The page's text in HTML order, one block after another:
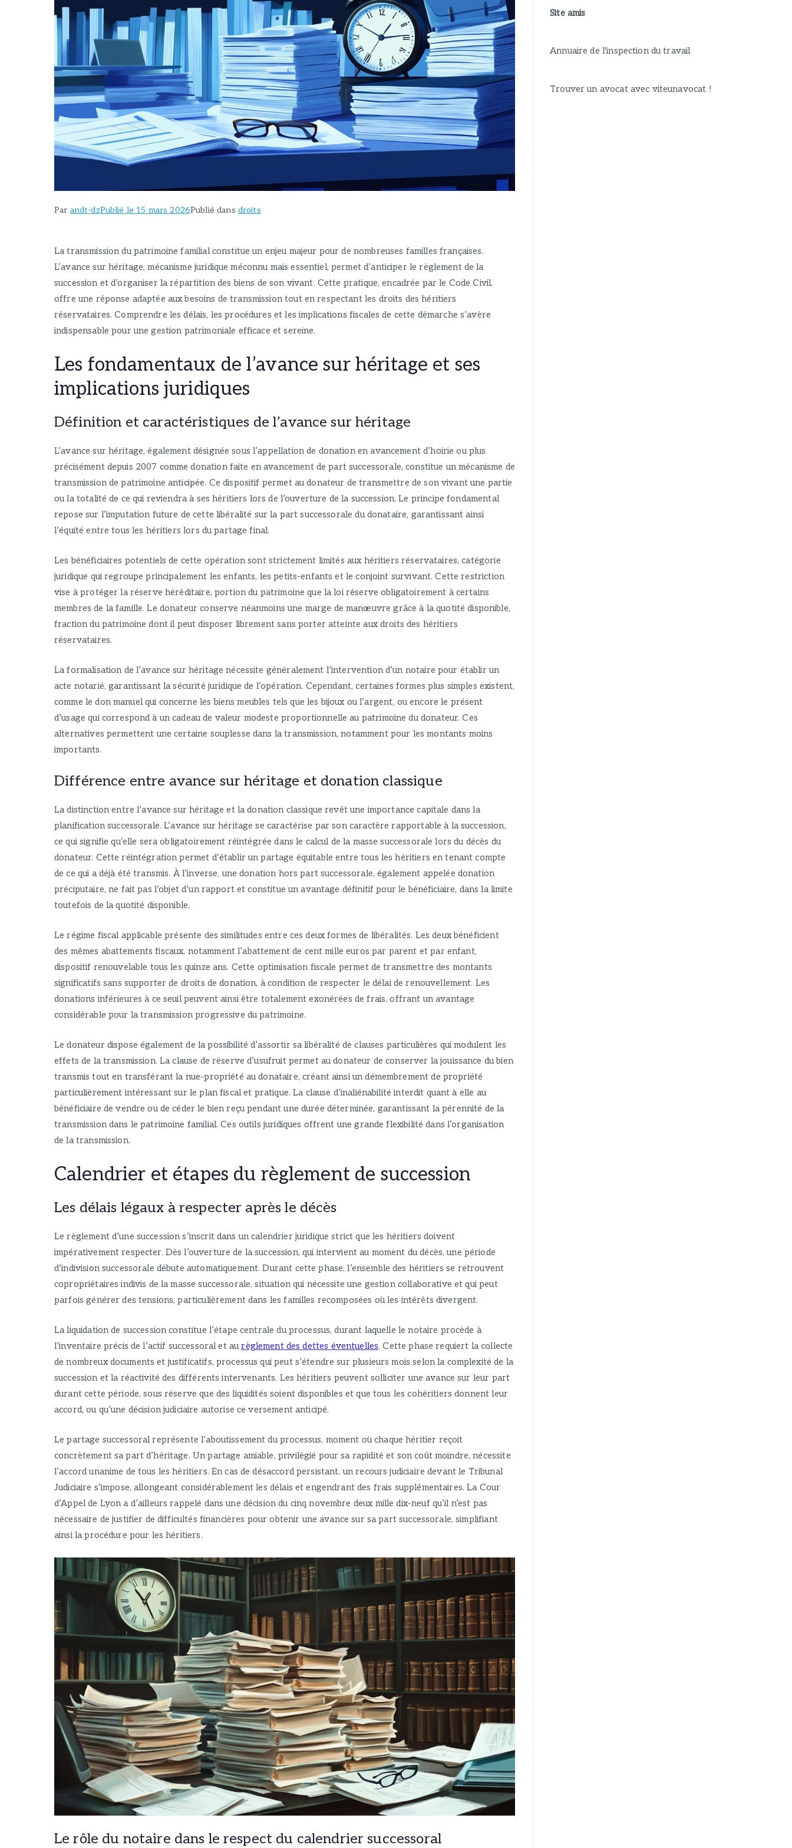
Par andt-dzPublié le 15 mars 2026Publié dans droits
La transmission du patrimoine familial constitue un enjeu majeur pour de nombreuses familles françaises.
L’avance sur héritage, mécanisme juridique méconnu mais essentiel, permet d’anticiper le règlement de la
succession et d’organiser la répartition des biens de son vivant. Cette pratique, encadrée par le Code Civil,
offre une réponse adaptée aux besoins de transmission tout en respectant les droits des héritiers
réservataires. Comprendre les délais, les procédures et les implications fiscales de cette démarche s’avère
indispensable pour une gestion patrimoniale efficace et sereine.
Les fondamentaux de l’avance sur héritage et ses
implications juridiques
Définition et caractéristiques de l’avance sur héritage
L’avance sur héritage, également désignée sous l’appellation de donation en avancement d’hoirie ou plus
précisément depuis 2007 comme donation faite en avancement de part successorale, constitue un mécanisme de
transmission de patrimoine anticipée. Ce dispositif permet au donateur de transmettre de son vivant une partie
ou la totalité de ce qui reviendra à ses héritiers lors de l’ouverture de la succession. Le principe fondamental
repose sur l’imputation future de cette libéralité sur la part successorale du donataire, garantissant ainsi
l’équité entre tous les héritiers lors du partage final.
Les bénéficiaires potentiels de cette opération sont strictement limités aux héritiers réservataires, catégorie
juridique qui regroupe principalement les enfants, les petits-enfants et le conjoint survivant. Cette restriction
vise à protéger la réserve héréditaire, portion du patrimoine que la loi réserve obligatoirement à certains
membres de la famille. Le donateur conserve néanmoins une marge de manœuvre grâce à la quotité disponible,
fraction du patrimoine dont il peut disposer librement sans porter atteinte aux droits des héritiers
réservataires.
La formalisation de l’avance sur héritage nécessite généralement l’intervention d’un notaire pour établir un
acte notarié, garantissant la sécurité juridique de l’opération. Cependant, certaines formes plus simples existent,
comme le don manuel qui concerne les biens meubles tels que les bijoux ou l’argent, ou encore le présent
d’usage qui correspond à un cadeau de valeur modeste proportionnelle au patrimoine du donateur. Ces
alternatives permettent une certaine souplesse dans la transmission, notamment pour les montants moins
importants.
Différence entre avance sur héritage et donation classique
La distinction entre l’avance sur héritage et la donation classique revêt une importance capitale dans la
planification successorale. L’avance sur héritage se caractérise par son caractère rapportable à la succession,
ce qui signifie qu’elle sera obligatoirement réintégrée dans le calcul de la masse successorale lors du décès du
donateur. Cette réintégration permet d’établir un partage équitable entre tous les héritiers en tenant compte
de ce qui a déjà été transmis. À l’inverse, une donation hors part successorale, également appelée donation
préciputaire, ne fait pas l’objet d’un rapport et constitue un avantage définitif pour le bénéficiaire, dans la limite
toutefois de la quotité disponible.
Le régime fiscal applicable présente des similitudes entre ces deux formes de libéralités. Les deux bénéficient
des mêmes abattements fiscaux, notamment l’abattement de cent mille euros par parent et par enfant,
dispositif renouvelable tous les quinze ans. Cette optimisation fiscale permet de transmettre des montants
significatifs sans supporter de droits de donation, à condition de respecter le délai de renouvellement. Les
donations inférieures à ce seuil peuvent ainsi être totalement exonérées de frais, offrant un avantage
considérable pour la transmission progressive du patrimoine.
Le donateur dispose également de la possibilité d’assortir sa libéralité de clauses particulières qui modulent les
effets de la transmission. La clause de réserve d’usufruit permet au donateur de conserver la jouissance du bien
transmis tout en transférant la nue-propriété au donataire, créant ainsi un démembrement de propriété
particulièrement intéressant sur le plan fiscal et pratique. La clause d’inaliénabilité interdit quant à elle au
bénéficiaire de vendre ou de céder le bien reçu pendant une durée déterminée, garantissant la pérennité de la
transmission dans le patrimoine familial. Ces outils juridiques offrent une grande flexibilité dans l’organisation
de la transmission.
Calendrier et étapes du règlement de succession
Les délais légaux à respecter après le décès
Le règlement d’une succession s’inscrit dans un calendrier juridique strict que les héritiers doivent
impérativement respecter. Dès l’ouverture de la succession, qui intervient au moment du décès, une période
d’indivision successorale débute automatiquement. Durant cette phase, l’ensemble des héritiers se retrouvent
copropriétaires indivis de la masse successorale, situation qui nécessite une gestion collaborative et qui peut
parfois générer des tensions, particulièrement dans les familles recomposées où les intérêts divergent.
La liquidation de succession constitue l’étape centrale du processus, durant laquelle le notaire procède à
l’inventaire précis de l’actif successoral et aurèglement des dettes éventuelles. Cette phase requiert la collecte
de nombreux documents et justificatifs, processus qui peut s’étendre sur plusieurs mois selon la complexité de la
succession et la réactivité des différents intervenants. Les héritiers peuvent solliciter une avance sur leur part
durant cette période, sous réserve que des liquidités soient disponibles et que tous les cohéritiers donnent leur
accord, ou qu’une décision judiciaire autorise ce versement anticipé.
Le partage successoral représente l’aboutissement du processus, moment où chaque héritier reçoit
concrètement sa part d’héritage. Un partage amiable, privilégié pour sa rapidité et son coût moindre, nécessite
l’accord unanime de tous les héritiers. En cas de désaccord persistant, un recours judiciaire devant le Tribunal
Judiciaire s’impose, allongeant considérablement les délais et engendrant des frais supplémentaires. La Cour
d’Appel de Lyon a d’ailleurs rappelé dans une décision du cinq novembre deux mille dix-neuf qu’il n’est pas
nécessaire de justifier de difficultés financières pour obtenir une avance sur sa part successorale, simplifiant
ainsi la procédure pour les héritiers.
Le rôle du notaire dans le respect du calendrier successoral
é
o
Site amis
Annuaire de l'inspection du travail
Trouver un avocat avec viteunavocat !